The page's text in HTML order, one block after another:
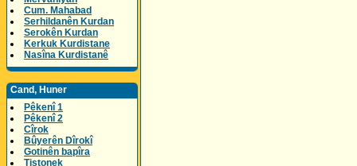
Cum. Mahabad
Serhildanên Kurdan
Serokên Kurdan
Kerkuk Kurdistane
Nasîna Kurdistanê
Cand, Huner
Pêkenî 1
Pêkenî 2
Cîrok
Bûyerên Dîrokî
Gotinên bapîra
Tistonek